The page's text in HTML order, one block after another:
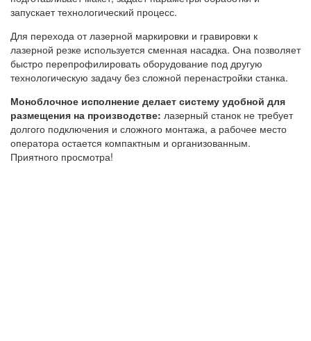
запускает технологический процесс.
Для перехода от лазерной маркировки и гравировки к
лазерной резке используется сменная насадка. Она позволяет
быстро перепрофилировать оборудование под другую
технологическую задачу без сложной перенастройки станка.
Моноблочное исполнение делает систему удобной для
размещения на производстве: лазерный станок не требует
долгого подключения и сложного монтажа, а рабочее место
оператора остается компактным и организованным.
Приятного просмотра!